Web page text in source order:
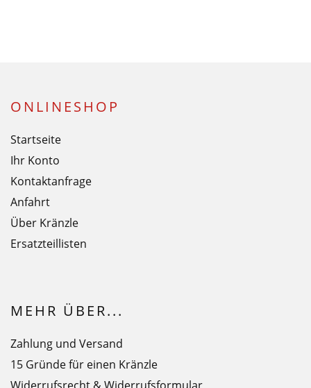
ONLINESHOP
Startseite
Ihr Konto
Kontaktanfrage
Anfahrt
Über Kränzle
Ersatzteillisten
MEHR ÜBER...
Zahlung und Versand
15 Gründe für einen Kränzle